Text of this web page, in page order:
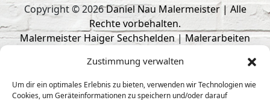
Zustimmung verwalten
Um dir ein optimales Erlebnis zu bieten, verwenden wir Technologien wie
Cookies, um Geräteinformationen zu speichern und/oder darauf
Copyright © 2026Daniel Nau Malermeister | Alle
Rechte vorbehalten.
Malermeister Haiger Sechshelden| Malerarbeiten
Fliesenleger Haiger
responsive webdesignbyintermedia